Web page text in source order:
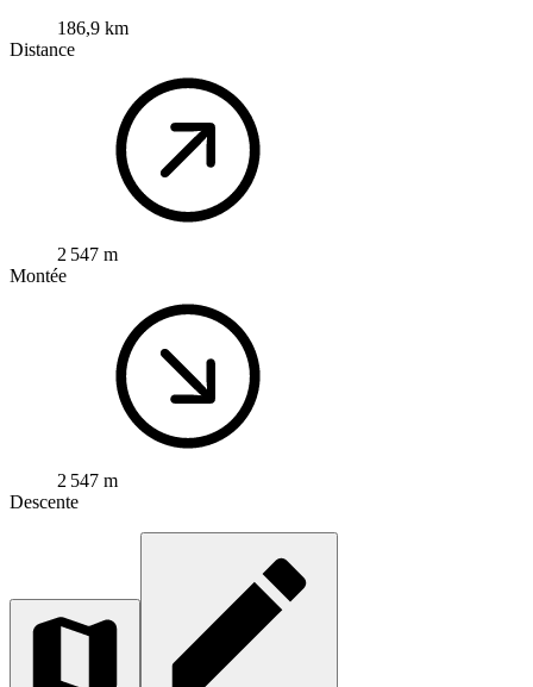
186,9 km
Distance
2 547 m
Montée
2 547 m
Descente